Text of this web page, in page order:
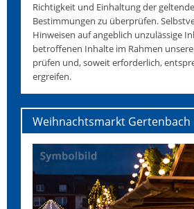
Richtigkeit und Einhaltung der
Bestimmungen zu überprüfen.
Hinweisen auf angeblich unzulässige
betroffenen Inhalte im Rahmen
prüfen und, soweit erforderlich,
ergreifen.
Weihnachtsmarkt Gertenbach